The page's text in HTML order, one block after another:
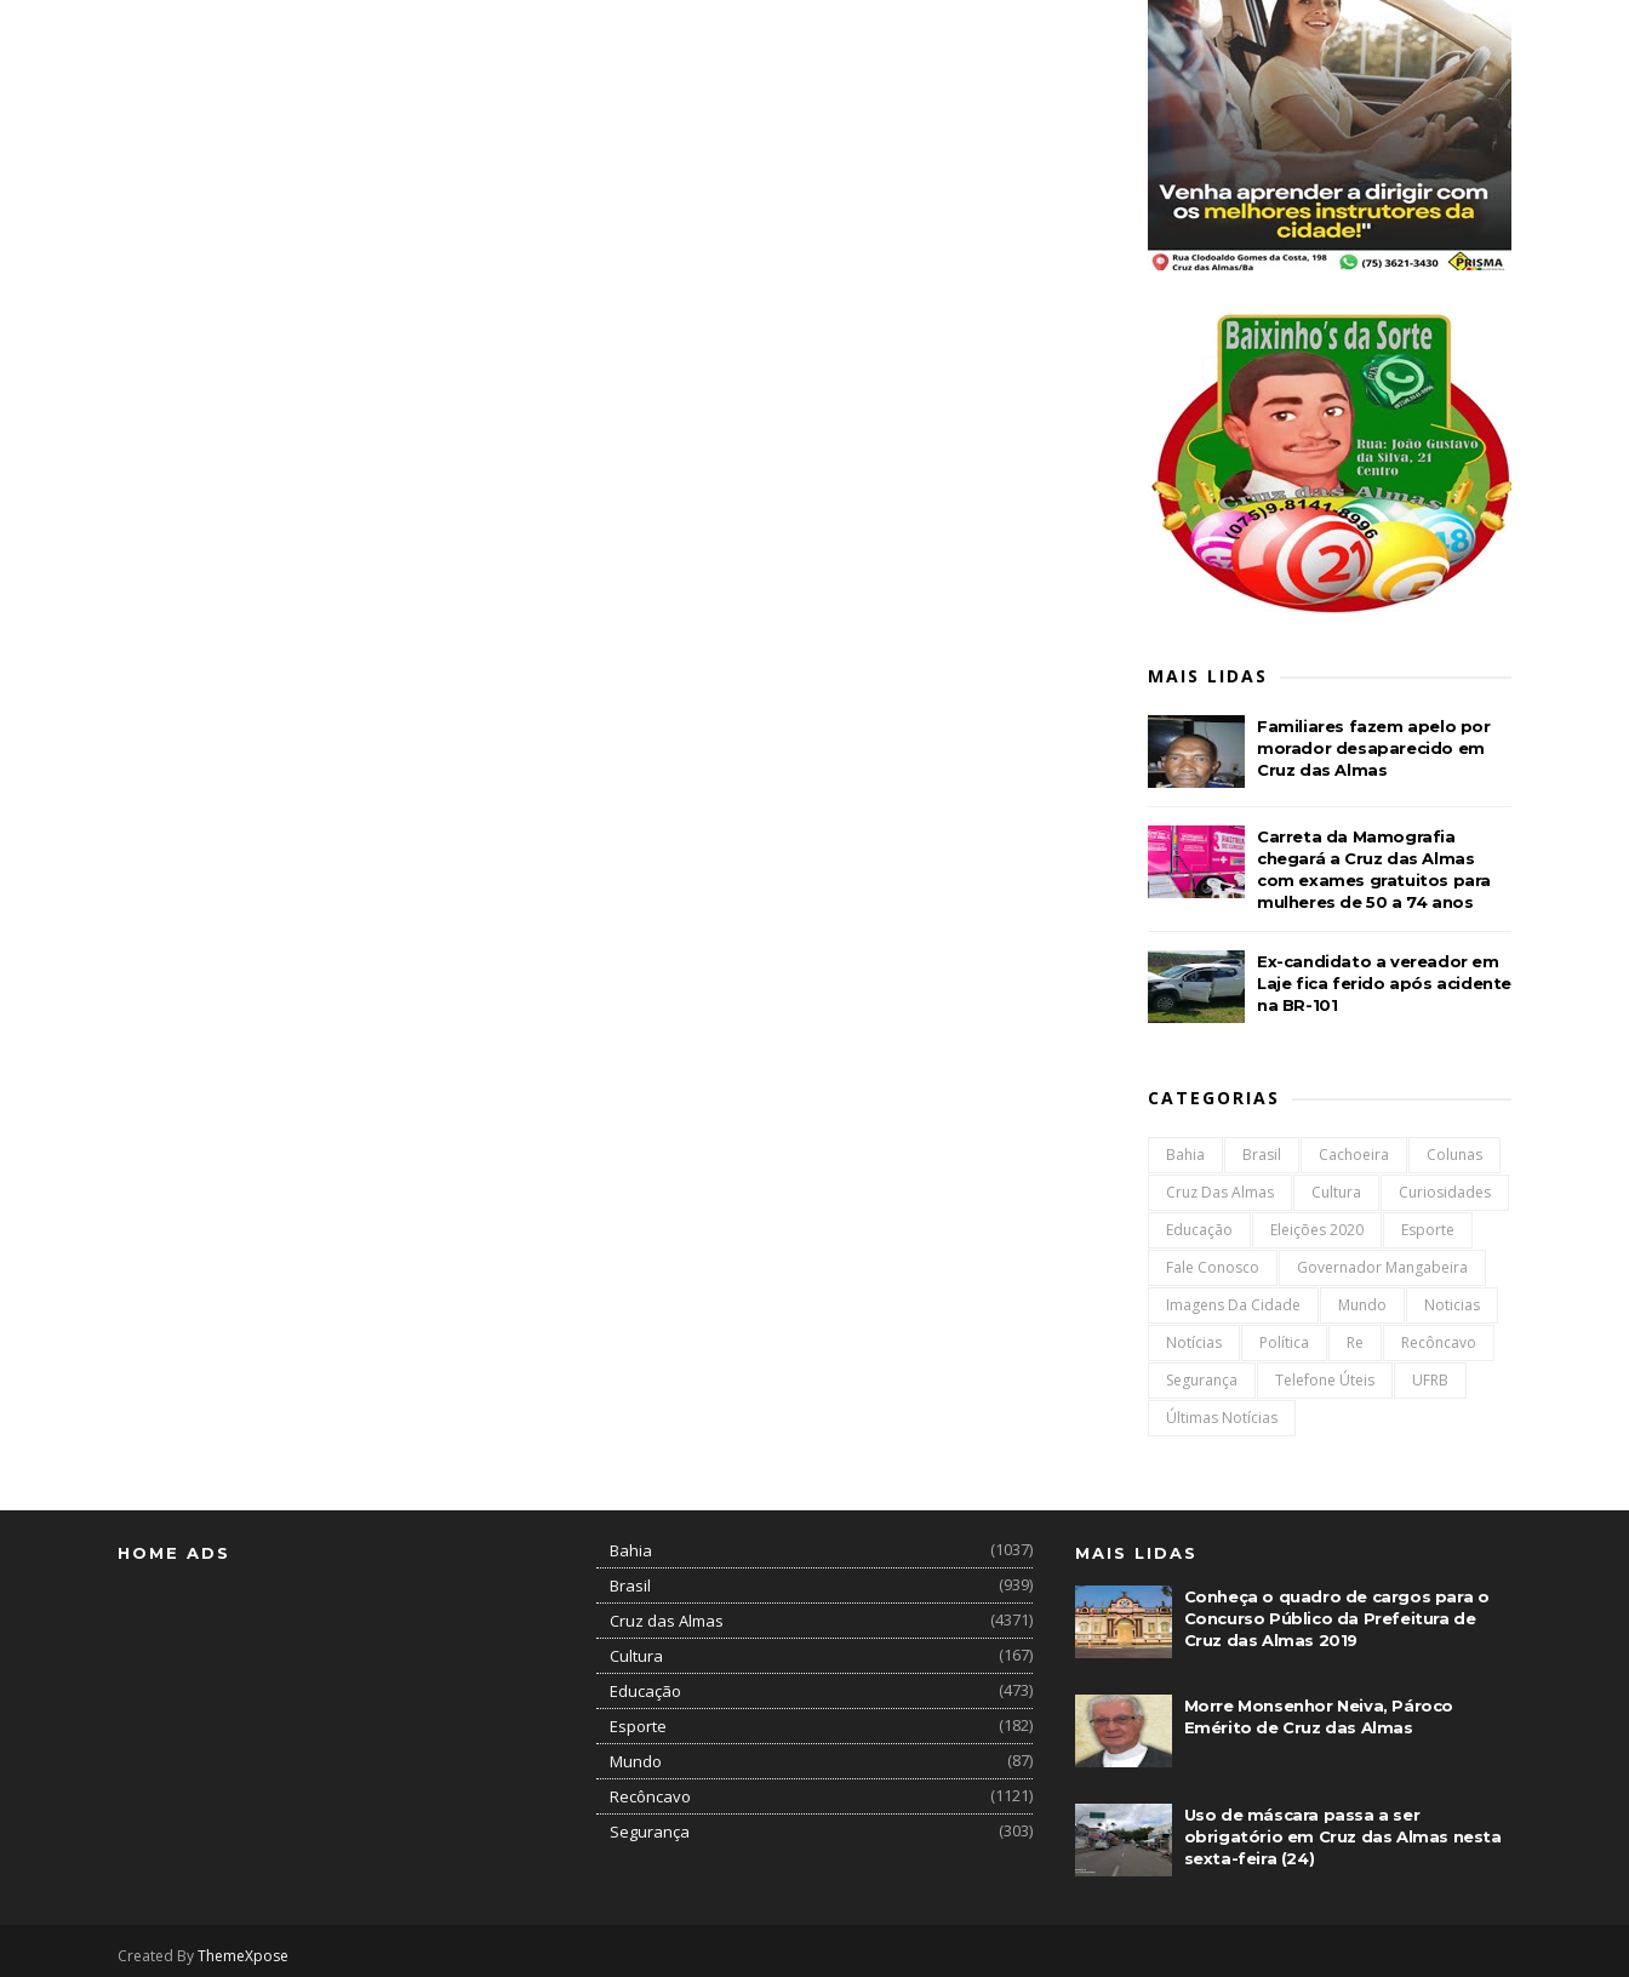
MAIS LIDAS
Familiares fazem apelo por
morador desaparecido em
Cruz das Almas
Carreta da Mamografia
chegará a Cruz das Almas
com exames gratuitos para
mulheres de 50 a 74 anos
Ex-candidato a vereador em
Laje fica ferido após acidente
na BR-101
CATEGORIAS
Bahia Brasil Cachoeira
Colunas
Cruz Das Almas
Cultura
Curiosidades
Educação
Eleições 2020
Esporte
Fale Conosco
Governador Mangabeira
Imagens Da Cidade
Mundo
Noticias
Notícias
Política Re
Recôncavo
Segurança
Telefone Úteis
UFRB
Últimas Notícias
HOME ADS Bahia
(1037)
Brasil
(939)
Cruz das Almas
(4371)
Cultura
(167)
Educação
(473)
Esporte
(182)
Mundo
(87)
Recôncavo
(1121)
Segurança
(303)
MAIS LIDAS
Conheça o quadro de cargos para o
Concurso Público da Prefeitura de
Cruz das Almas 2019
Morre Monsenhor Neiva, Pároco
Emérito de Cruz das Almas
Uso de máscara passa a ser
obrigatório em Cruz das Almas nesta
sexta-feira (24)
Created ByThemeXpose